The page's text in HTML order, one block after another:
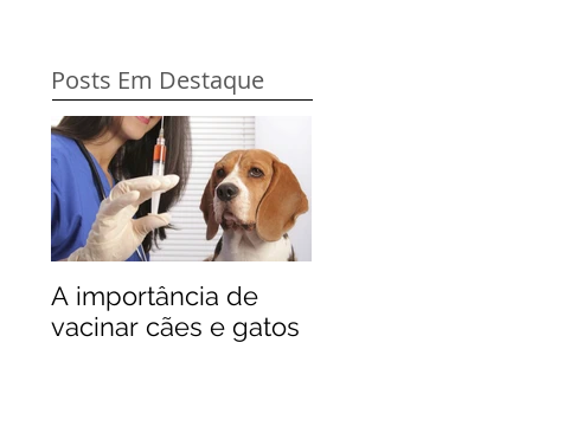
Posts Em Destaque
A importância de
vacinar cães e gatos